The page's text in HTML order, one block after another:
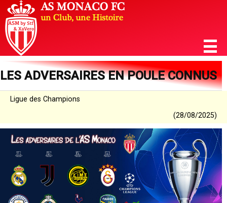
LES ADVERSAIRES EN POULE CONNUS
Ligue des Champions
(28/08/2025)